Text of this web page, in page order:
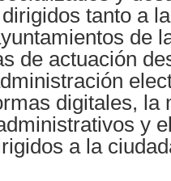
tanto a
de
de actuación
digitales, la
y
a la